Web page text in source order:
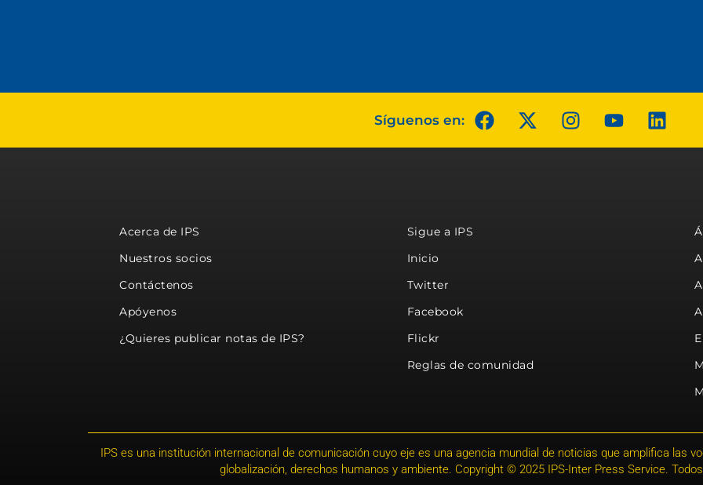
Síguenos en:
Acerca de IPS
Nuestros socios
Contáctenos
Apóyenos
¿Quieres publicar notas de IPS?
Sigue a IPS
Inicio
Twitter
Facebook
Flickr
Reglas de comunidad
IPS es una institución internacional de comunicación cuyo eje es una agencia mundial de noticias que amplifica las
globalización, derechos humanos y ambiente. Copyright © 2025 IPS-Inter Press Service.